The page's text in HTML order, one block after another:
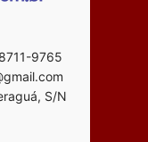
9765
S/N